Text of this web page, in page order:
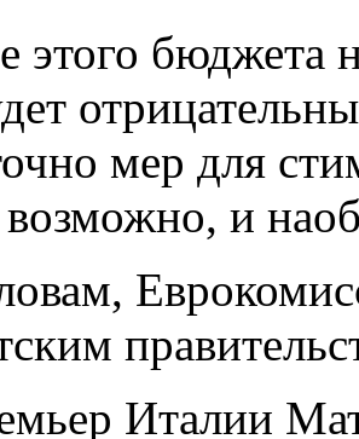
этого бюджета
мер для
возможно, и
Италии